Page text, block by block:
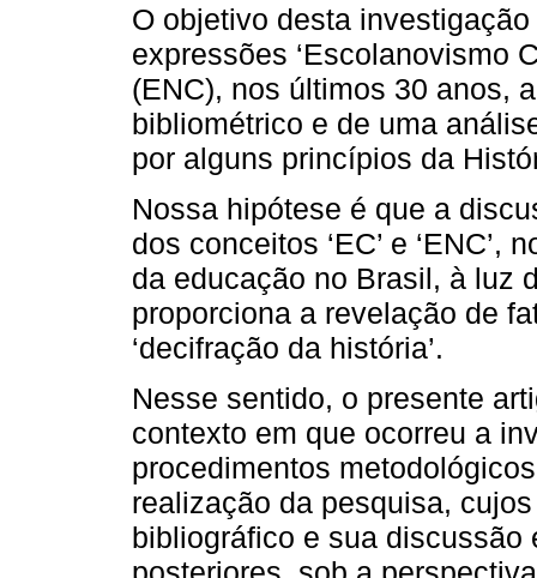
O objetivo desta
expressões ‘Escolanovismo
(ENC), nos últimos 30 anos,
bibliométrico e de uma
por alguns princípios da
Nossa hipótese é que a
dos conceitos ‘EC’ e
da educação no Brasil, à luz
proporciona a revelação de
‘decifração da história’.
Nesse sentido, o presente
contexto em que ocorreu a
procedimentos
realização da pesquisa,
bibliográfico e sua